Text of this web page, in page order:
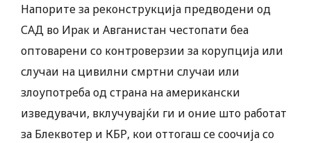
Напорите за реконструкција предводени од
САД во Ирак и Авганистан честопати беа
оптоварени со контроверзии за корупција или
случаи на цивилни смртни случаи или
злоупотреба од страна на американски
изведувачи, вклучувајќи ги и оние што работат
за Блеквотер и КБР, кои оттогаш се соочија со